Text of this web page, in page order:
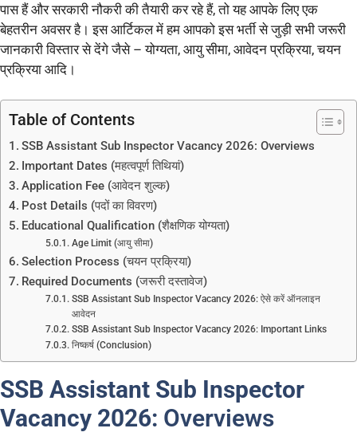
पास हैं और सरकारी नौकरी की तैयारी कर रहे हैं, तो यह आपके लिए एक
बेहतरीन अवसर है। इस आर्टिकल में हम आपको इस भर्ती से जुड़ी सभी जरूरी
जानकारी विस्तार से देंगे जैसे – योग्यता, आयु सीमा, आवेदन प्रक्रिया, चयन
प्रक्रिया आदि।
Table of Contents
SSB Assistant Sub Inspector Vacancy 2026: Overviews
Important Dates (महत्वपूर्ण तिथियां)
Application Fee (आवेदन शुल्क)
Post Details (पदों का विवरण)
Educational Qualification (शैक्षणिक योग्यता)
Age Limit (आयु सीमा)
Selection Process (चयन प्रक्रिया)
Required Documents (जरूरी दस्तावेज)
SSB Assistant Sub Inspector Vacancy 2026: ऐसे करें ऑनलाइन
आवेदन
SSB Assistant Sub Inspector Vacancy 2026: Important Links
निष्कर्ष (Conclusion)
SSB Assistant Sub Inspector
Vacancy 2026: Overviews